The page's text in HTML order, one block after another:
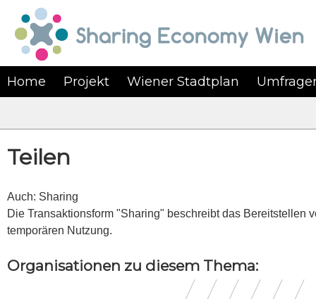
Home Projekt Wiener Stadtplan
Teilen
Auch: Sharing
Die Transaktionsform "Sharing" beschreibt das Bereitstellen
temporären Nutzung.
Organisationen zu diesem Thema: